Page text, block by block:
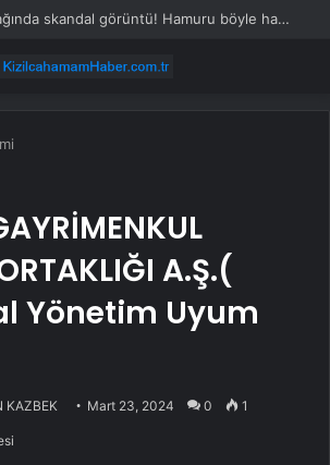
Restoran mutfağında skandal görüntü! Hamuru böyle hazırladılar
A.Ş.(
Yönetim Uyum
KAZBEK Mart 23, 2024 0 1